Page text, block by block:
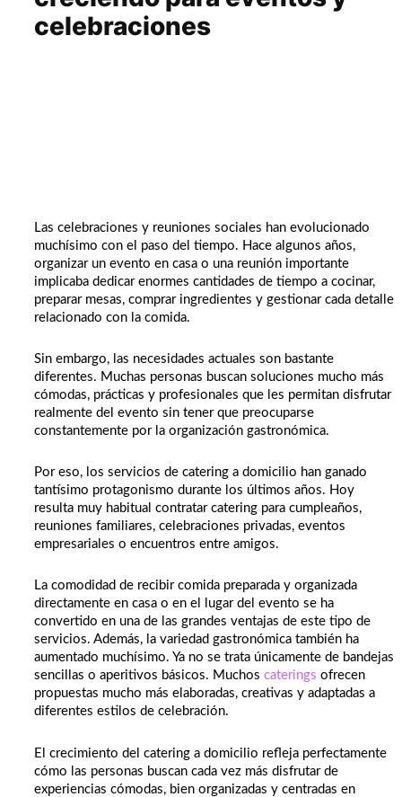
celebraciones
Las celebraciones y reuniones sociales han evolucionado
muchísimo con el paso del tiempo. Hace algunos años,
organizar un evento en casa o una reunión importante
implicaba dedicar enormes cantidades de tiempo a cocinar,
preparar mesas, comprar ingredientes y gestionar cada detalle
relacionado con la comida.
Sin embargo, las necesidades actuales son bastante
diferentes. Muchas personas buscan soluciones mucho más
cómodas, prácticas y profesionales que les permitan disfrutar
realmente del evento sin tener que preocuparse
constantemente por la organización gastronómica.
Por eso, los servicios de catering a domicilio han ganado
tantísimo protagonismo durante los últimos años. Hoy
resulta muy habitual contratar catering para cumpleaños,
reuniones familiares, celebraciones privadas, eventos
empresariales o encuentros entre amigos.
La comodidad de recibir comida preparada y organizada
directamente en casa o en el lugar del evento se ha
convertido en una de las grandes ventajas de este tipo de
servicios. Además, la variedad gastronómica también ha
aumentado muchísimo. Ya no se trata únicamente de bandejas
sencillas o aperitivos básicos. Muchoscaterings ofrecen
propuestas mucho más elaboradas, creativas y adaptadas a
diferentes estilos de celebración.
El crecimiento del catering a domicilio refleja perfectamente
cómo las personas buscan cada vez más disfrutar de
experiencias cómodas, bien organizadas y centradas en